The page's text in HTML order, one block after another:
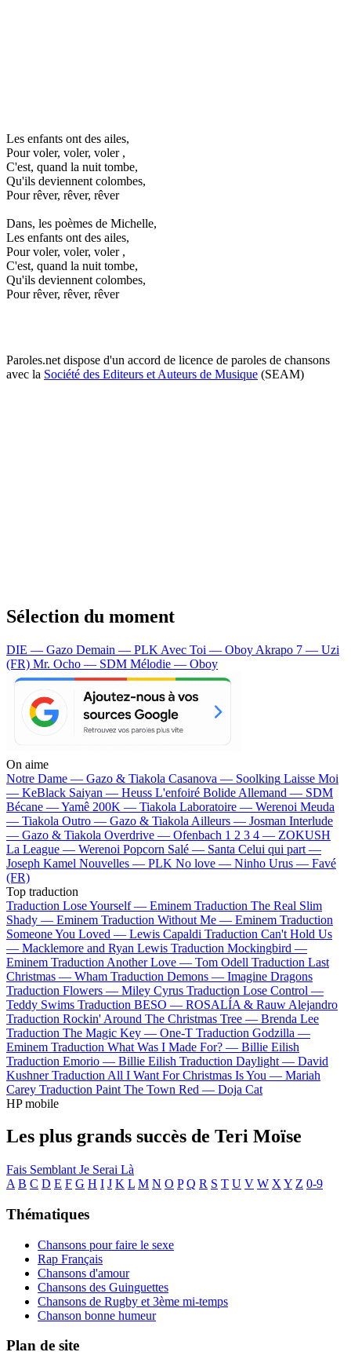
Les enfants ont des ailes,
Pour voler, voler, voler ,
C'est, quand la nuit tombe,
Qu'ils deviennent colombes,
Pour rêver, rêver, rêver
Dans, les poèmes de Michelle,
Les enfants ont des ailes,
Pour voler, voler, voler ,
C'est, quand la nuit tombe,
Qu'ils deviennent colombes,
Pour rêver, rêver, rêver
Paroles.net dispose d'un accord de licence de paroles de chansons
avec la Société des Editeurs et Auteurs de Musique (SEAM)
Sélection du moment
DIE — Gazo Demain — PLK Avec Toi — Oboy Akrapo 7 — Uzi
(FR) Mr. Ocho — SDM Mélodie — Oboy
On aime
Notre Dame — Gazo & Tiakola Casanova — Soolking Laisse Moi
— KeBlack Saiyan — Heuss L'enfoiré Bolide Allemand — SDM
Bécane —Yamê 200K — Tiakola Laboratoire — Werenoi Meuda
— Tiakola Outro — Gazo & Tiakola Ailleurs — Josman Interlude
— Gazo & Tiakola Overdrive — Ofenbach 1 2 3 4 — ZOKUSH
La League — Werenoi Popcorn Salé — Santa Celui qui part —
Joseph Kamel Nouvelles — PLK No love — Ninho Urus — Favé
(FR)
Top traduction
Traduction Lose Yourself — Eminem Traduction The Real Slim
Shady — Eminem Traduction Without Me — Eminem Traduction
Someone You Loved — Lewis Capaldi Traduction Can't Hold Us
— Macklemore and Ryan Lewis Traduction Mockingbird —
Eminem Traduction Another Love — Tom Odell Traduction Last
Christmas — Wham Traduction Demons — Imagine Dragons
Traduction Flowers — Miley Cyrus Traduction Lose Control —
Teddy Swims Traduction BESO — ROSALÍA & Rauw Alejandro
Traduction Rockin' Around The Christmas Tree — Brenda Lee
Traduction The Magic Key — One-T Traduction Godzilla —
Eminem Traduction What Was I Made For? — Billie Eilish
Traduction Emorio — Billie Eilish Traduction Daylight — David
Kushner Traduction All I Want For Christmas Is You — Mariah
Carey Traduction Paint The Town Red — Doja Cat
HP mobile
Les plus grands succès de Teri Moïse
Fais Semblant Je Serai Là
A B C D E F G H I J K L M N O P Q R S T U V W X Y Z 0-9
Thématiques
Chansons pour faire le sexe
Rap Français
Chansons d'amour
Chansons des Guinguettes
Chansons de Rugby et 3ème mi-temps
Chanson bonne humeur
Plan de site